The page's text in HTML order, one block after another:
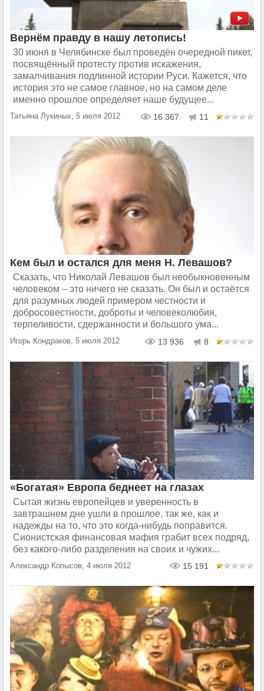
Вернём правду в нашу летопись!
30 июня в Челябинске был проведён очередной пикет,
посвящённый протесту против искажения,
замалчивания подлинной истории Руси. Кажется, что
история это не самое главное, но на самом деле
именно прошлое определяет наше будущее...
Татьяна Лукиных, 5 июля 2012 16 367 11
Кем был и остался для меня Н. Левашов?
Сказать, что Николай Левашов был необыкновенным
человеком – это ничего не сказать. Он был и остаётся
для разумных людей примером честности и
добросовестности, доброты и человеколюбия,
терпеливости, сдержанности и большого ума...
Игорь Кондраков, 5 июля 2012 13 936 8
«Богатая» Европа беднеет на глазах
Сытая жизнь европейцев и уверенность в
завтрашнем дне ушли в прошлое, так же, как и
надежды на то, что это когда-нибудь поправится.
Сионистская финансовая мафия грабит всех подряд,
без какого-либо разделения на своих и чужих...
Александр Копысов, 4 июля 2012 15 191